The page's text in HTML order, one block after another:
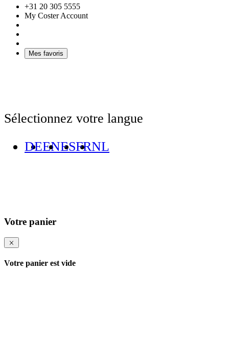
+31 20 305 5555
My Coster Account
Mes favoris
Sélectionnez votre langue
DEENESFRNL
Votre panier
Votre panier est vide